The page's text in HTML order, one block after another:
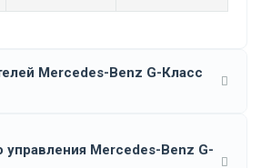
Mercedes-Benz G-Класс
управления Mercedes-Benz G-